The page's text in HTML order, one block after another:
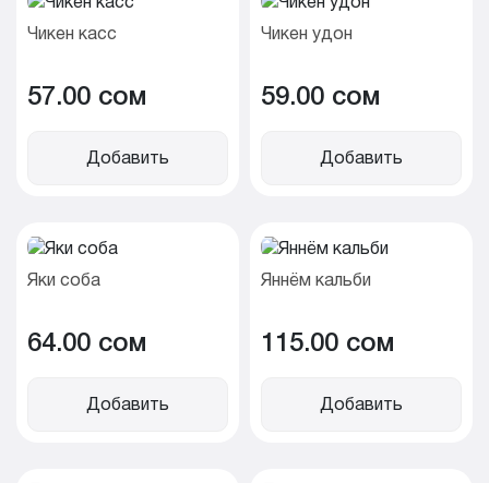
Чикен касс
57.00 cом
Добавить
Чикен удон
59.00 cом
Добавить
Яки соба
64.00 cом
Добавить
Яннём кальби
115.00 cом
Добавить